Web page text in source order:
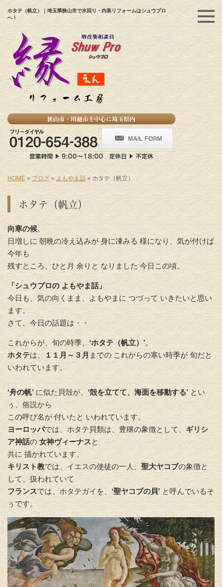
ホタテ（帆立）｜埼玉県狭山市で水回り・内装リフォームはシュウプロ
へ！
HOME »ブログ » よもやま話 » ホタテ（帆立）
ホタテ（帆立）
向寒の候。
日増しに 朝晩の冷え込みが 身に凍みる 様になり、気が付けば
今年も
残すところ、ひと月 余りと なりました 今日この頃。
「シュウプロの よもやま話」
今日も、気の向くまま、よもやまに つづって いきたいと思い
ます。
さて、今日の話題は・・
これからが、旬の時季、 ‘ホタテ（帆立）’。
ホタテは、 １１月～３月 までの これからの寒い時季が 旬だと
いわれています。
‘舟の帆’ に似た貝殻が、‘殻を立てて、海面を移動する’とい
ぅ、俗説から
この呼び名が 付いたと いわれています。
ヨーロッパでは、ホタテ貝類は、豊穣の象徴として、ギリシ
ア神話の 女神ヴィーナスと
共に 描かれています。
キリスト教では、イエスの使徒の一人、聖大ヤコブの象徴と
して、扱われていて
フランスでは、ホタテガイを、 ‘聖ヤコブの貝’と呼んでいるそ
ぅです。